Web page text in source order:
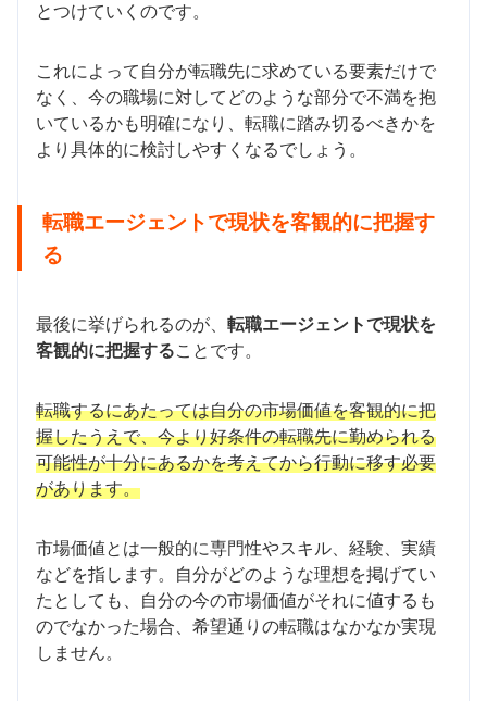
とつけていくのです。
これによって自分が転職先に求めている要素だけで
なく、今の職場に対してどのような部分で不満を抱
いているかも明確になり、転職に踏み切るべきかを
より具体的に検討しやすくなるでしょう。
転職エージェントで現状を客観的に把握す
る
最後に挙げられるのが、 転職エージェントで現状を
客観的に把握することです。
転職するにあたっては自分の市場価値を客観的に把
握したうえで、今より好条件の転職先に勤められる
可能性が十分にあるかを考えてから行動に移す必要
があります。
市場価値とは一般的に専門性やスキル、経験、実績
などを指します。自分がどのような理想を掲げてい
たとしても、自分の今の市場価値がそれに値するも
のでなかった場合、希望通りの転職はなかなか実現
しません。